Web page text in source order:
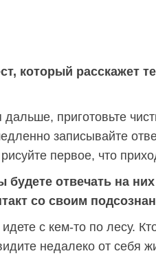
который расскажет
приготовьте
записывайте
первое, что
отвечать на
со своим
с кем-то по лесу.
недалеко от себя